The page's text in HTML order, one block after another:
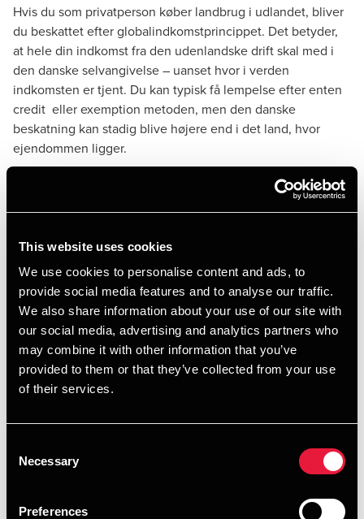
This website uses cookies
We use cookies to personalise content and ads, to
provide social media features and to analyse our traffic.
We also share information about your use of our site with
our social media, advertising and analytics partners who
may combine it with other information that you’ve
provided to them or that they’ve collected from your use
of their services.
Selection
Necessary
Preferences
Hvis du som privatperson køber landbrug i udlandet, bliver
du beskattet efter globalindkomstprincippet. Det betyder,
at hele din indkomst fra den udenlandske drift skal med i
den danske selvangivelse – uanset hvor i verden
indkomsten er tjent. Du kan typisk få lempelse efter enten
credit eller exemption metoden, men den danske
beskatning kan stadig blive højere end i det land, hvor
ejendommen ligger.
Du beskattes i Danmark af alt, og der skal laves
Selskabskonstruktion: territorial
beskatning
Ejer du derimod gennem et dansk selskab (fx ApS eller
A/S), bliver du som udgangspunkt omfattet af
territorialbeskatning. Det betyder, at selskabet kun
beskattes i Danmark af dansk indkomst – ikke af den
kun beskattet dér. Dette kan give en mere forudsigelig og
arbejde i Danmark.